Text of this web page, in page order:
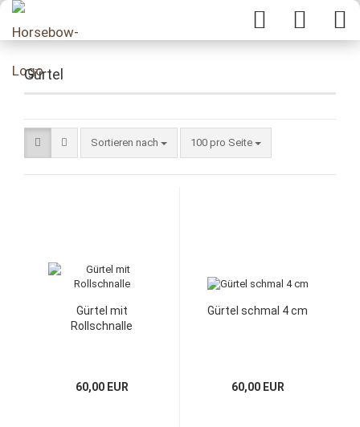
Gürtel
Sortieren nach 100 pro Seite
Gürtel mit
Rollschnalle
60,00 EUR
Gürtel schmal 4 cm
60,00 EUR